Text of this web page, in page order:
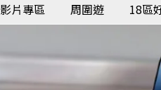
影片專區 周圍遊 18區